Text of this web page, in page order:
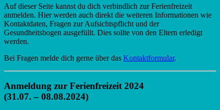
Auf dieser Seite kannst du dich verbindlich zur Ferienfreizeit
anmelden. Hier werden auch direkt die weiteren Informationen wie
Kontaktdaten, Fragen zur Aufsichtspflicht und der
Gesundheitsbogen ausgefüllt. Dies sollte von den Eltern erledigt
werden.
Bei Fragen melde dich gerne über das Kontaktformular.
Anmeldung zur Ferienfreizeit 2024
(31.07. – 08.08.2024)